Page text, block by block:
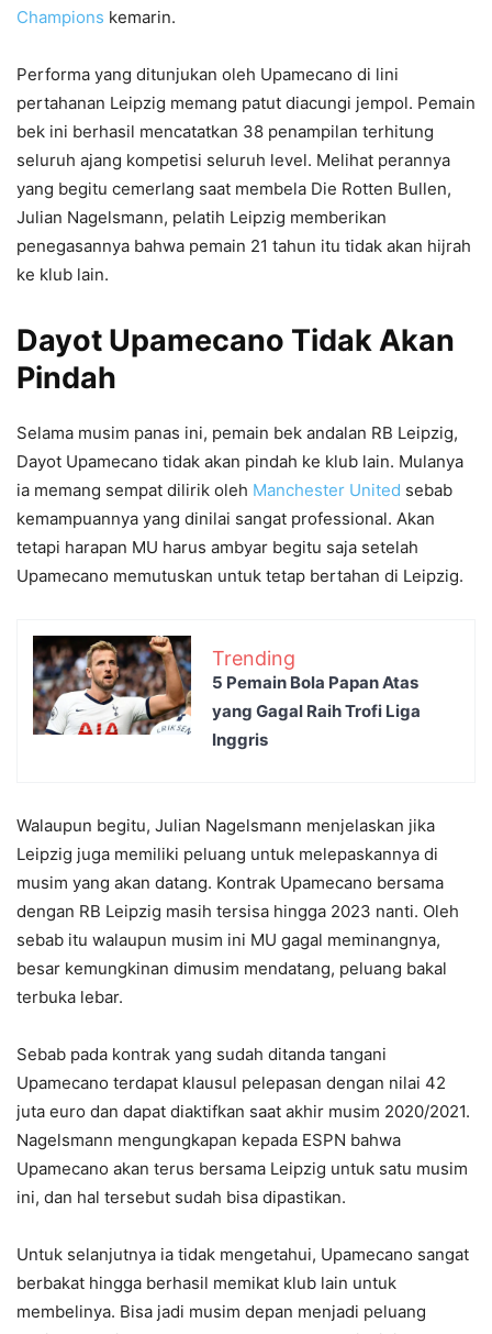
Champions kemarin.
Performa yang ditunjukan oleh Upamecano di lini
pertahanan Leipzig memang patut diacungi jempol. Pemain
bek ini berhasil mencatatkan 38 penampilan terhitung
seluruh ajang kompetisi seluruh level. Melihat perannya
yang begitu cemerlang saat membela Die Rotten Bullen,
Julian Nagelsmann, pelatih Leipzig memberikan
penegasannya bahwa pemain 21 tahun itu tidak akan hijrah
ke klub lain.
Dayot Upamecano Tidak Akan
Pindah
Selama musim panas ini, pemain bek andalan RB Leipzig,
Dayot Upamecano tidak akan pindah ke klub lain. Mulanya
ia memang sempat dilirik oleh Manchester United sebab
kemampuannya yang dinilai sangat professional. Akan
tetapi harapan MU harus ambyar begitu saja setelah
Upamecano memutuskan untuk tetap bertahan di Leipzig.
Trending
5 Pemain Bola Papan Atas
yang Gagal Raih Trofi Liga
Inggris
Walaupun begitu, Julian Nagelsmann menjelaskan jika
Leipzig juga memiliki peluang untuk melepaskannya di
musim yang akan datang. Kontrak Upamecano bersama
dengan RB Leipzig masih tersisa hingga 2023 nanti. Oleh
sebab itu walaupun musim ini MU gagal meminangnya,
besar kemungkinan dimusim mendatang, peluang bakal
terbuka lebar.
Sebab pada kontrak yang sudah ditanda tangani
Upamecano terdapat klausul pelepasan dengan nilai 42
juta euro dan dapat diaktifkan saat akhir musim 2020/2021.
Nagelsmann mengungkapan kepada ESPN bahwa
Upamecano akan terus bersama Leipzig untuk satu musim
ini, dan hal tersebut sudah bisa dipastikan.
Untuk selanjutnya ia tidak mengetahui, Upamecano sangat
berbakat hingga berhasil memikat klub lain untuk
membelinya. Bisa jadi musim depan menjadi peluang